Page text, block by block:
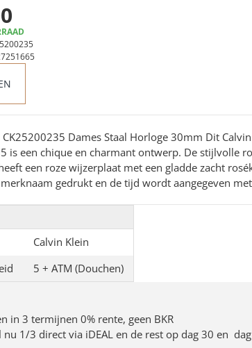
CK25200235 Dames Staal Horloge 30mm Dit
is een chique en charmant ontwerp. De stijlvolle
een roze wijzerplaat met een gladde zacht
gedrukt en de tijd wordt aangegeven
Calvin Klein
5 + ATM (Douchen)
in 3 termijnen 0% rente, geen BKR
nu 1/3 direct via iDEAL en de rest op dag 30 en